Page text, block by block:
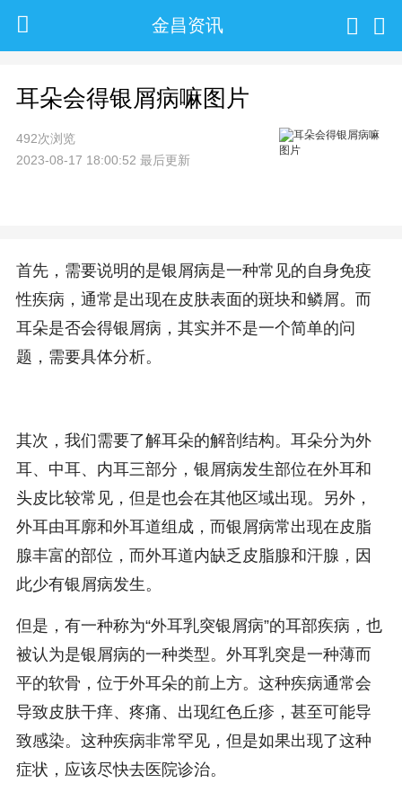
金昌资讯
耳朵会得银屑病嘛图片
492次浏览
2023-08-17 18:00:52 最后更新
首先，需要说明的是银屑病是一种常见的自身免疫
性疾病，通常是出现在皮肤表面的斑块和鳞屑。而
耳朵是否会得银屑病，其实并不是一个简单的问
题，需要具体分析。
其次，我们需要了解耳朵的解剖结构。耳朵分为外
耳、中耳、内耳三部分，银屑病发生部位在外耳和
头皮比较常见，但是也会在其他区域出现。另外，
外耳由耳廓和外耳道组成，而银屑病常出现在皮脂
腺丰富的部位，而外耳道内缺乏皮脂腺和汗腺，因
此少有银屑病发生。
但是，有一种称为“外耳乳突银屑病”的耳部疾病，也
被认为是银屑病的一种类型。外耳乳突是一种薄而
平的软骨，位于外耳朵的前上方。这种疾病通常会
导致皮肤干痒、疼痛、出现红色丘疹，甚至可能导
致感染。这种疾病非常罕见，但是如果出现了这种
症状，应该尽快去医院诊治。